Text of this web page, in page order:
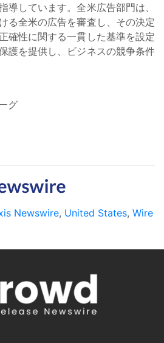
導しています。全米広告部門は、
る全米の広告を審査し、その決定
確性に関する一貫した基準を設定
護を提供し、ビジネスの競争条件
グ
Newswire, United States, Wire